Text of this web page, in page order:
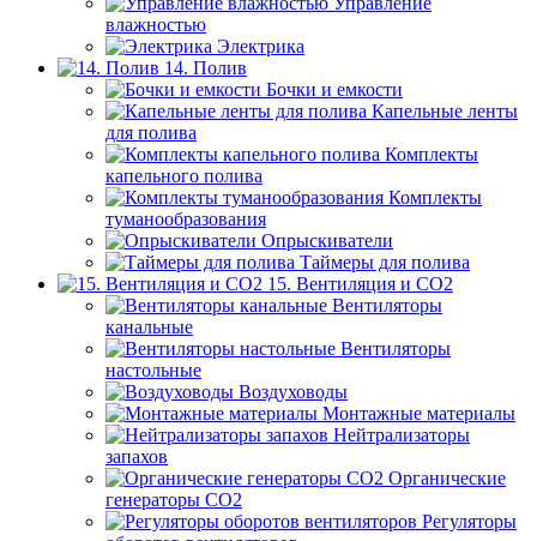
влажностью
Электрика
14. Полив
Бочки и емкости
Капельные ленты
для полива
Комплекты
капельного полива
Комплекты
туманообразования
Опрыскиватели
Таймеры для полива
15. Вентиляция и CO2
Вентиляторы
канальные
Вентиляторы
настольные
Воздуховоды
Монтажные материалы
Нейтрализаторы
запахов
Органические
генераторы СО2
Регуляторы